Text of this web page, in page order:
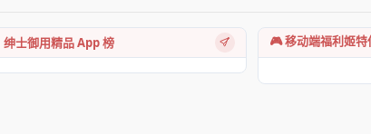
绅士御用精品 App 榜 🎮 移动端福利姬特